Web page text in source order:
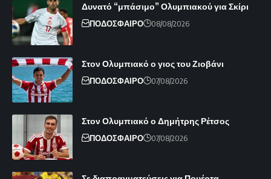
Δυνατό “μπάσιμο” Ολυμπιακού για Σκίρι
ΠΟΔΟΣΦΑΙΡΟ 08/08/2026
Στον Ολυμπιακό ο γιος του Ζιοβάνι
ΠΟΔΟΣΦΑΙΡΟ 07/08/2026
Στον Ολυμπιακό ο Δημήτρης Ρέτσος
ΠΟΔΟΣΦΑΙΡΟ 07/08/2026